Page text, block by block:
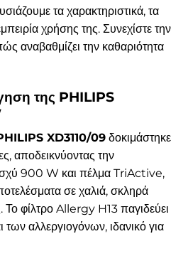
τα χαρακτηριστικά, τα
χρήσης της. Συνεχίστε την
αναβαθμίζει την καθαριότητα
της PHILIPS
XD3110/09 δοκιμάστηκε
αποδεικνύοντας την
900 W και πέλμα TriActive,
σε χαλιά, σκληρά
Το φίλτρο Allergy H13 παγιδεύει
αλλεργιογόνων, ιδανικό για